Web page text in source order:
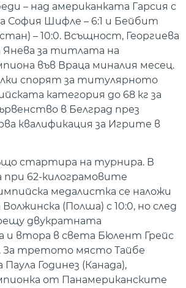
– над американката Гарсия с
София Шифле – 6:1 и Бейбит
– 10:0. Всъщност, Георгиева
Янева за титлата на
във Враца миналия месец.
спорят за титулярното
категория до 68 кг за
в Белград през
квалификация за Игрите в
стартира на турнира. В
62-килограмовите
медалистка се наложи
(Полша) с 10:0, но след
двукратната
и втора в света Бюлент Грейс
За третото място Тайбе
Годинез (Канада),
от Панамериканските